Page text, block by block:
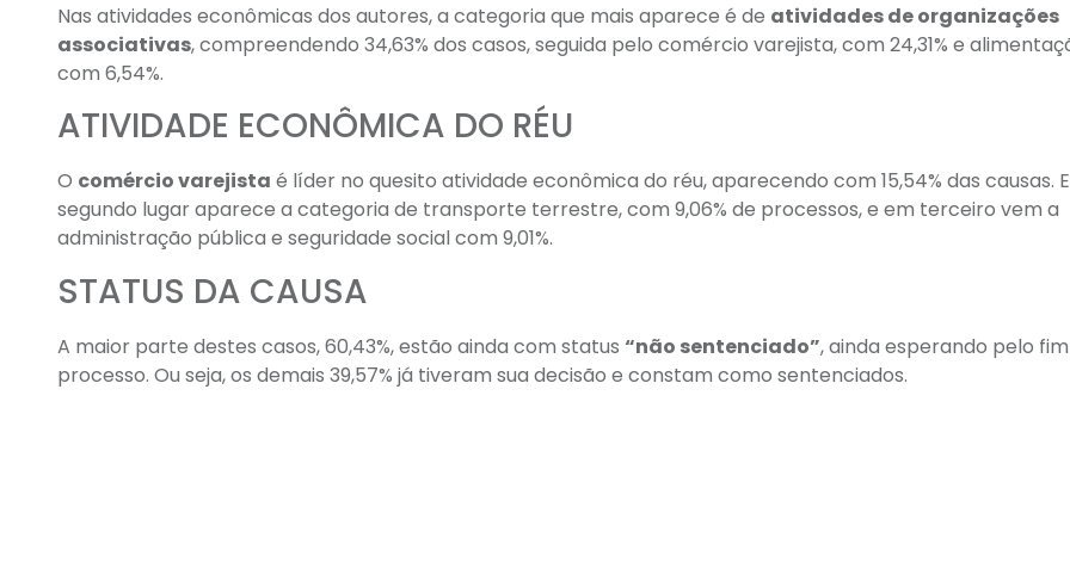
Nas atividades econômicas dos autores, a categoria que mais aparece é de atividades de organizações
associativas, compreendendo 34,63% dos casos, seguida pelo comércio varejista, com 24,31% e
com 6,54%.
ATIVIDADE ECONÔMICA DO RÉU
O comércio varejista é líder no quesito atividade econômica do réu, aparecendo com 15,54% das causas.
segundo lugar aparece a categoria de transporte terrestre, com 9,06% de processos, e em terceiro vem a
administração pública e seguridade social com 9,01%.
STATUS DA CAUSA
A maior parte destes casos, 60,43%, estão ainda com status “não sentenciado”, ainda esperando pelo
processo. Ou seja, os demais 39,57% já tiveram sua decisão e constam como sentenciados.